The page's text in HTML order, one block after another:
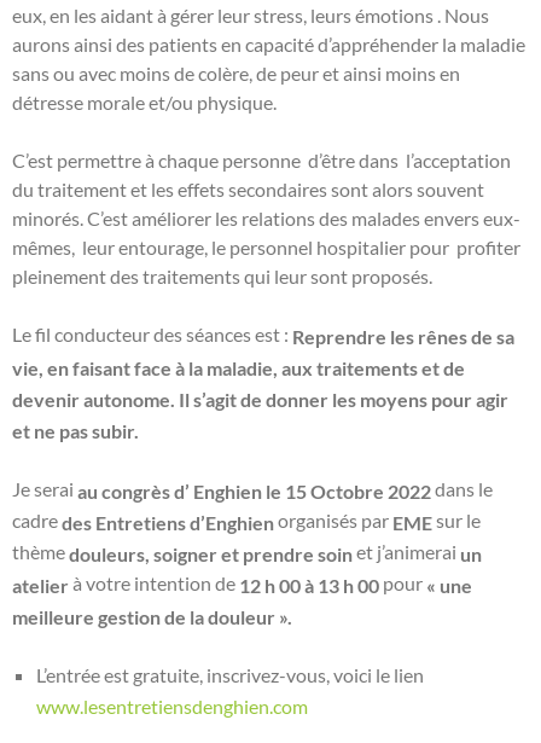
eux, en les aidant à gérer leur stress, leurs émotions . Nous
aurons ainsi des patients en capacité d’appréhender la maladie
sans ou avec moins de colère, de peur et ainsi moins en
détresse morale et/ou physique.
C’est permettre à chaque personne d’être dans l’acceptation
du traitement et les effets secondaires sont alors souvent
minorés. C’est améliorer les relations des malades envers eux-
mêmes, leur entourage, le personnel hospitalier pour profiter
pleinement des traitements qui leur sont proposés.
Le fil conducteur des séances est : Reprendre les rênes de sa
vie, en faisant face à la maladie, aux traitements et de
devenir autonome. Il s’agit de donner les moyens pour agir
et ne pas subir.
Je serai au congrès d’ Enghien le 15 Octobre 2022dans le
cadredes Entretiens d’Enghienorganisés par EMEsur le
thèmedouleurs, soigner et prendre soinet j’animerai un
atelier à votre intention de 12 h 00 à 13 h 00 pour « une
meilleure gestion de la douleur ».
L’entrée est gratuite, inscrivez-vous, voici le lien
www.lesentretiensdenghien.com